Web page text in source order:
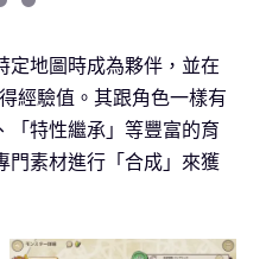
定地圖時成為夥伴，並在
經驗值。其跟角色一樣有
「特性繼承」等豐富的育
門素材進行「合成」來獲